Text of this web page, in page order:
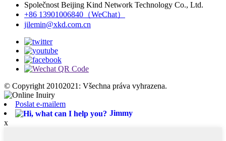
Společnost Beijing Kind Network Technology Co., Ltd.
+86 13901006840（WeChat）
jilemin@xkd.com.cn
© Copyright 20102021: Všechna práva vyhrazena.
Poslat e-mailem
Jimmy
x